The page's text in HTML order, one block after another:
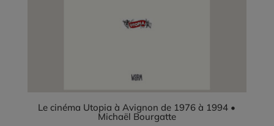
Le cinéma Utopia à Avignon de 1976 à 1994 •
Michaël Bourgatte